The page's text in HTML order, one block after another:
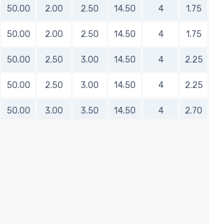
50.00 2.00 2.50 14.50 4 1.75
50.00 2.00 2.50 14.50 4 1.75
50.00 2.50 3.00 14.50 4 2.25
50.00 2.50 3.00 14.50 4 2.25
50.00 3.00 3.50 14.50 4 2.70